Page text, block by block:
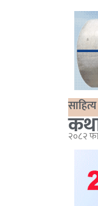
साहित्य
२०८२